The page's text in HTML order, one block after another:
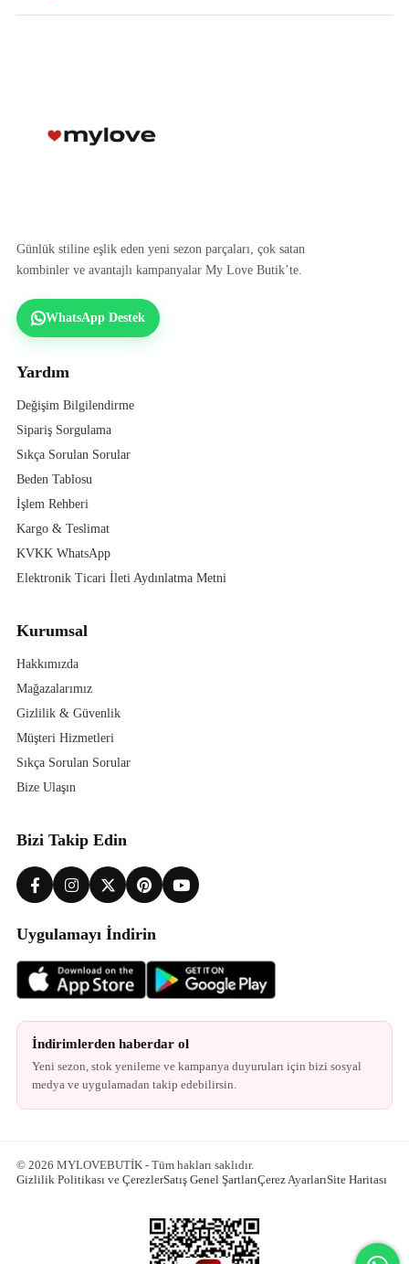
Günlük stiline eşlik eden yeni sezon parçaları, çok satan
kombinler ve avantajlı kampanyalar My Love Butik’te.
WhatsApp Destek
Yardım
Değişim Bilgilendirme
Sipariş Sorgulama
Sıkça Sorulan Sorular
Beden Tablosu
İşlem Rehberi
Kargo & Teslimat
KVKK WhatsApp
Elektronik Ticari İleti Aydınlatma Metni
Kurumsal
Hakkımızda
Mağazalarımız
Gizlilik & Güvenlik
Müşteri Hizmetleri
Sıkça Sorulan Sorular
Bize Ulaşın
Bizi Takip Edin
Uygulamayı İndirin
İndirimlerden haberdar ol
Yeni sezon, stok yenileme ve kampanya duyuruları için bizi sosyal
medya ve uygulamadan takip edebilirsin.
© 2026 MYLOVEBUTİK - Tüm hakları saklıdır.
Gizlilik Politikası ve ÇerezlerSatış Genel ŞartlarıÇerez AyarlarıSite Haritası